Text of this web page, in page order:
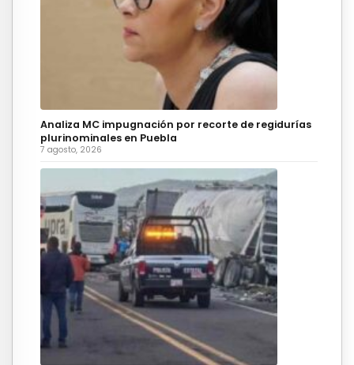
Analiza MC impugnación por recorte de regidurías
plurinominales en Puebla
7 agosto, 2026